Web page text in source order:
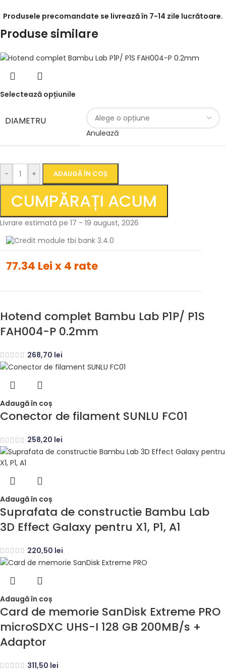
Produsele precomandate se livrează în 7-14 zile lucrătoare.
Produse similare
Selectează opțiunile
DIAMETRU
Anulează
- + ADAUGĂ ÎN COȘ
CUMPĂRAȚI ACUM
Livrare estimată pe 17 - 19 august, 2026
77.34 Lei x 4 rate
Hotend complet Bambu Lab P1P/ P1S
FAH004-P 0.2mm
268,70 lei
Adaugă în coș
Conector de filament SUNLU FC01
258,20 lei
Adaugă în coș
Suprafata de constructie Bambu Lab
3D Effect Galaxy pentru X1, P1, A1
220,50 lei
Adaugă în coș
Card de memorie SanDisk Extreme PRO
microSDXC UHS-I 128 GB 200MB/s +
Adaptor
311,50 lei